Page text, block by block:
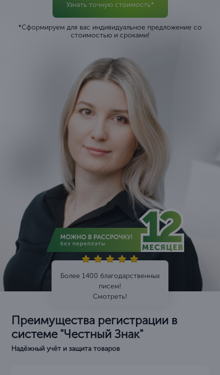
Узнать точную стоимость*
*Сформируем для вас индивидуальное предложение со
стоимостью и сроками!
Более 1400 благодарственных
писем!
Смотреть!
Преимущества регистрации в
системе "Честный Знак"
Надёжный учёт и защита товаров